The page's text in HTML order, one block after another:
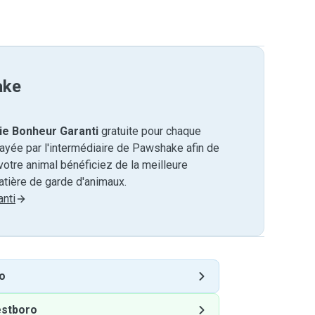
Bonheur Garanti gratuite pour chaque
par l'intermédiaire de Pawshake afin de
animal bénéficiez de la meilleure
de garde d'animaux.